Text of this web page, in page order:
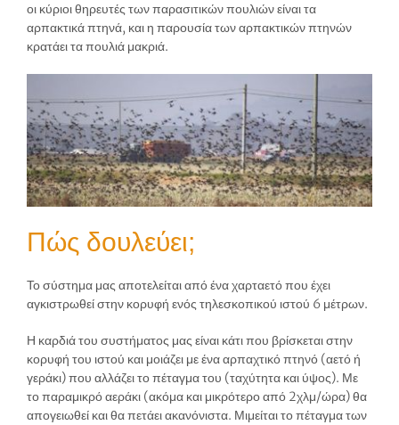
οι κύριοι θηρευτές των παρασιτικών πουλιών είναι τα
αρπακτικά πτηνά, και η παρουσία των αρπακτικών πτηνών
κρατάει τα πουλιά μακριά.
Πώς δουλεύει;
Το σύστημα μας αποτελείται από ένα χαρταετό που έχει
αγκιστρωθεί στην κορυφή ενός τηλεσκοπικού ιστού 6 μέτρων.
Η καρδιά του συστήματος μας είναι κάτι που βρίσκεται στην
κορυφή του ιστού και μοιάζει με ένα αρπαχτικό πτηνό (αετό ή
γεράκι) που αλλάζει το πέταγμα του (ταχύτητα και ύψος). Με
το παραμικρό αεράκι (ακόμα και μικρότερο από 2χλμ/ώρα) θα
απογειωθεί και θα πετάει ακανόνιστα. Μιμείται το πέταγμα των